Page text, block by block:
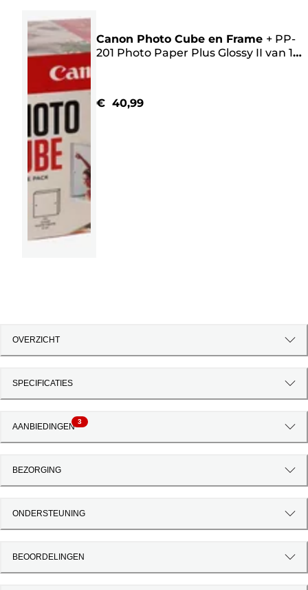
Canon Photo Cube en Frame + PP-
201 Photo Paper Plus Glossy II van 13
€ 40,99
OVERZICHT
SPECIFICATIES
AANBIEDINGEN
3
BEZORGING
ONDERSTEUNING
BEOORDELINGEN